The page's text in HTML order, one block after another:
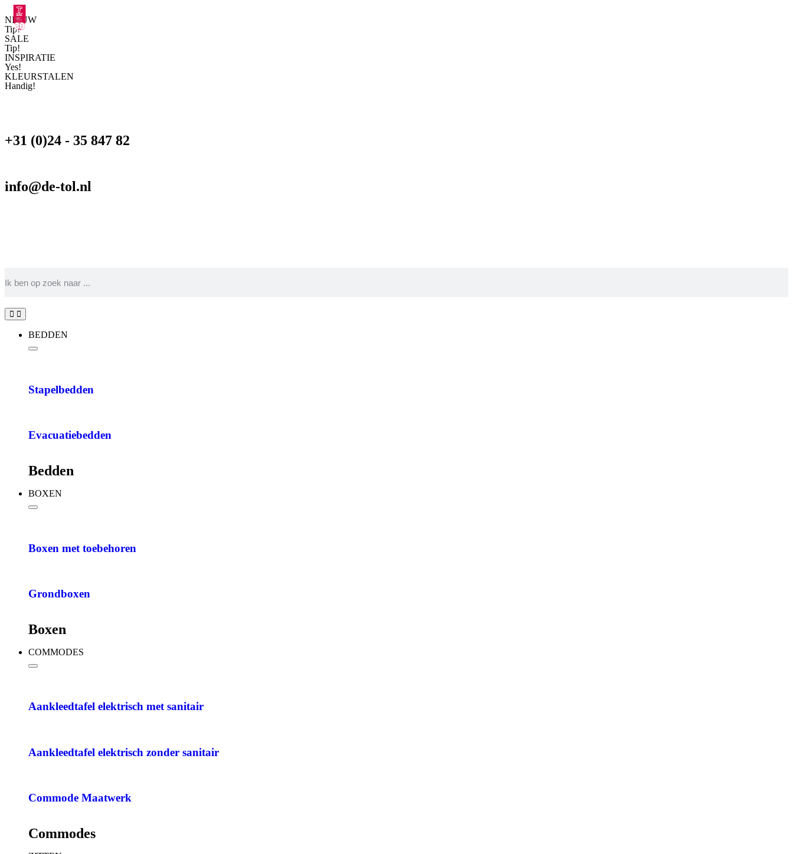
NIEUW
Tip!
SALE
Tip!
INSPIRATIE
Yes!
KLEURSTALEN
Handig!
+31 (0)24 - 35 847 82
info@de-tol.nl
BEDDEN
Stapelbedden
Evacuatiebedden
Bedden
BOXEN
Boxen met toebehoren
Grondboxen
Boxen
COMMODES
Aankleedtafel elektrisch met sanitair
Aankleedtafel elektrisch zonder sanitair
Commode Maatwerk
Commodes